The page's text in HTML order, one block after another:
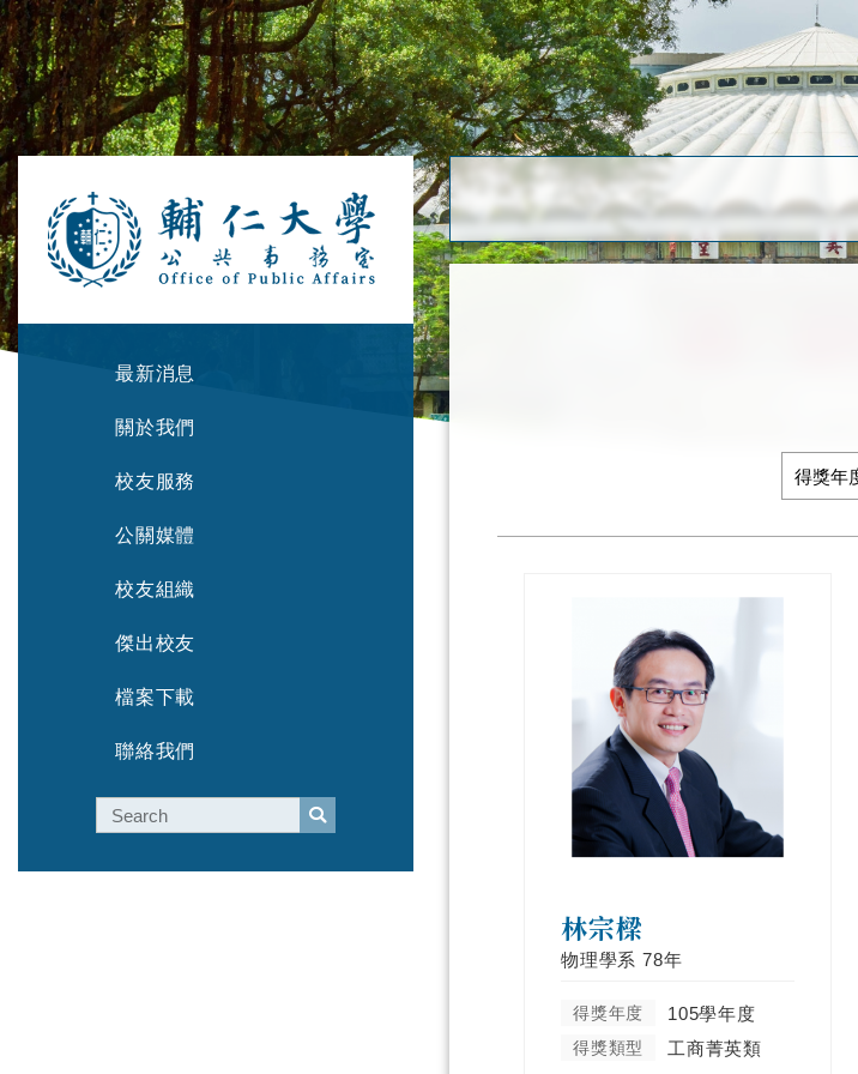
最新消息
關於我們
校友服務
公關媒體
校友組織
傑出校友
檔案下載
聯絡我們
林宗樑
物理學系 78年
得獎年度 105學年度
得獎類型 工商菁英類